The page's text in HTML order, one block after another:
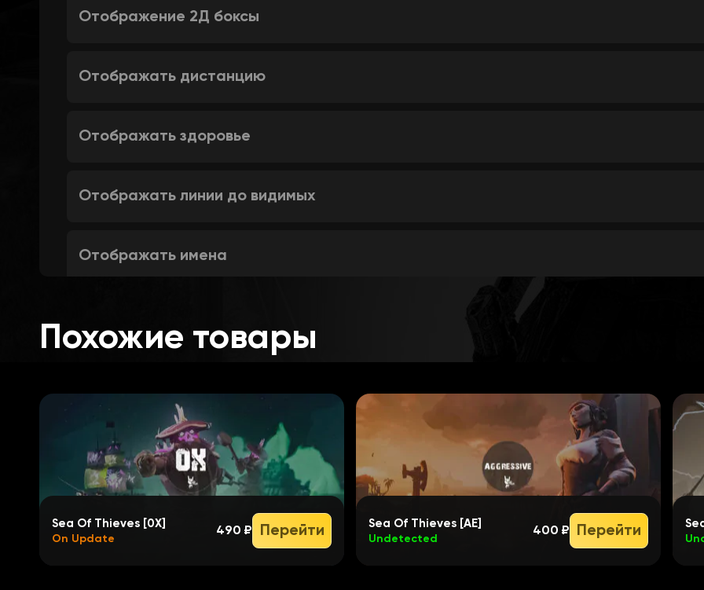
Отображение 2Д боксы
Отображать дистанцию
Отображать здоровье
Отображать линии до видимых
Отображать имена
Отображать гребные лодки
Отображать пушечные ядра
Похожие товары
Sea Of Thieves [0X]
On Update
490 ₽ Перейти Sea Of Thieves [AE]
Undetected
400 ₽ Перейти